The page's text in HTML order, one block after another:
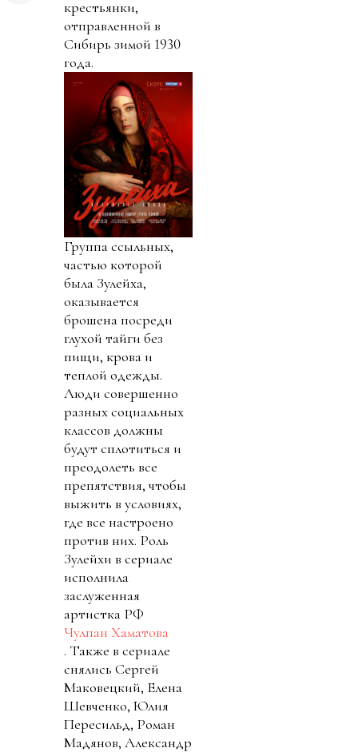
крестьянки,
отправленной в
Сибирь зимой 1930
года.
Группа ссыльных,
частью которой
была Зулейха,
оказывается
брошена посреди
глухой тайги без
пищи, крова и
теплой одежды.
Люди совершенно
разных социальных
классов должны
будут сплотиться и
преодолеть все
препятствия, чтобы
выжить в условиях,
где все настроено
против них. Роль
Зулейхи в сериале
исполнила
заслуженная
артистка РФ
Чулпан Хаматова
. Также в сериале
снялись Сергей
Маковецкий, Елена
Шевченко, Юлия
Пересильд, Роман
Мадянов, Александр